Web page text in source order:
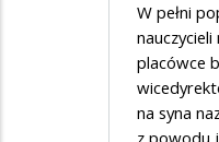
W pełni
placówce
na syna